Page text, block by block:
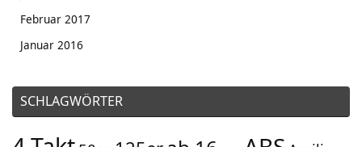
Februar 2017
Januar 2016
SCHLAGWÖRTER